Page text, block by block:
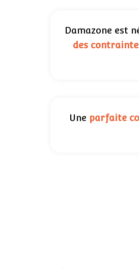
Damazone est
des
Une parfaite